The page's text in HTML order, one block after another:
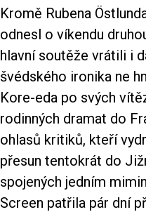
Kromě Rubena
odnesl o víkendu
hlavní soutěže vrátili i
švédského ironika ne
Kore-eda po svých
rodinných dramat do
ohlasů kritiků, kteří
přesun tentokrát do
spojených jedním
Screen patřila pár dní